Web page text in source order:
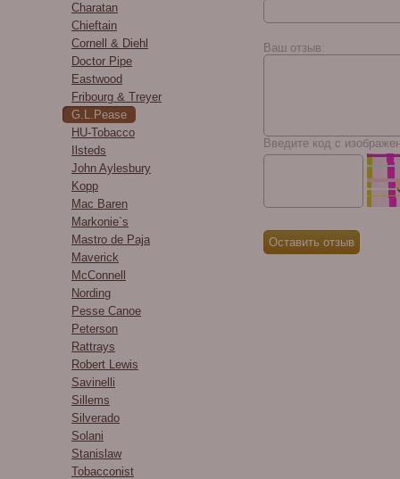
Charatan
Chieftain
Cornell & Diehl
Doctor Pipe
Eastwood
Fribourg & Treyer
G.L.Pease
HU-Tobacco
Ilsteds
John Aylesbury
Kopp
Mac Baren
Markonie`s
Mastro de Paja
Maverick
McConnell
Nording
Pesse Canoe
Peterson
Rattrays
Robert Lewis
Savinelli
Sillems
Silverado
Solani
Stanislaw
Tobacconist
Ваш отзыв:
Введите код с